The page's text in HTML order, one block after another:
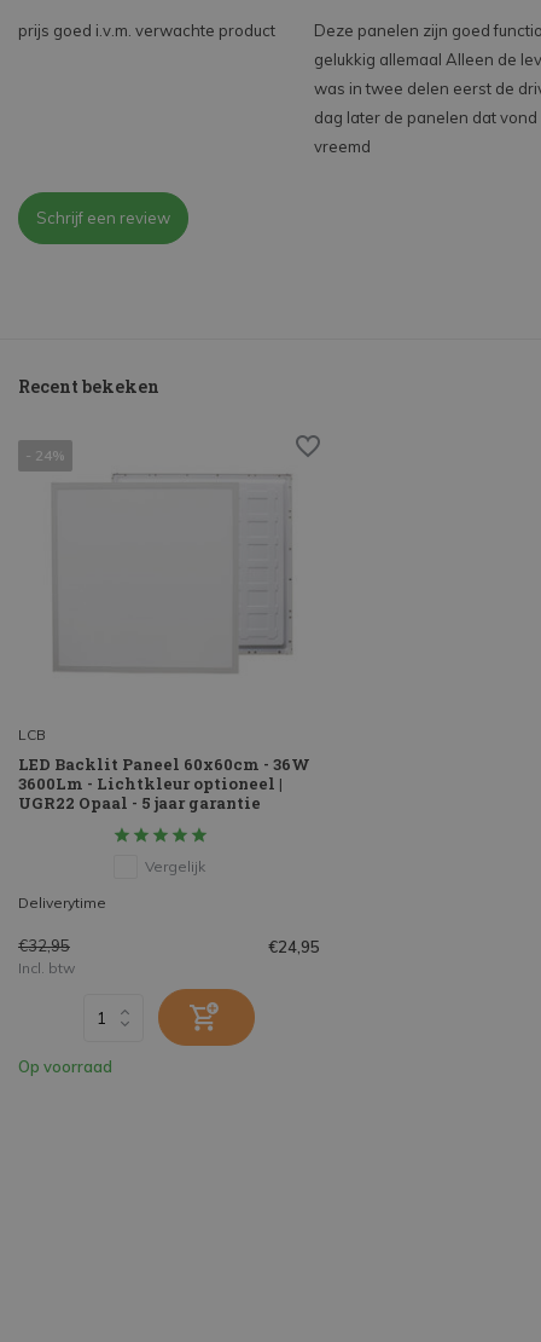
prijs goed i.v.m. verwachte product
Deze panelen zijn goed
gelukkig allemaal Alleen de
was in twee delen eerst de
dag later de panelen dat vond
vreemd
Schrijf een review
Recent bekeken
- 24%
LCB
LED Backlit Paneel 60x60cm - 36W
3600Lm - Lichtkleur optioneel |
UGR22 Opaal - 5 jaar garantie
Vergelijk
Deliverytime
€32,95 €24,95
Incl. btw
Op voorraad